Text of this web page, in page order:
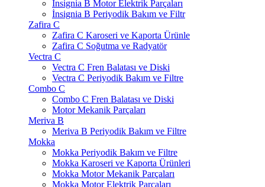
İnsignia B Motor Elektrik Parçaları
İnsignia B Periyodik Bakım ve Filtr
Zafira C
Zafira C Karoseri ve Kaporta Ürünle
Zafira C Soğutma ve Radyatör
Vectra C
Vectra C Fren Balatası ve Diski
Vectra C Periyodik Bakım ve Filtre
Combo C
Combo C Fren Balatası ve Diski
Motor Mekanik Parçaları
Meriva B
Meriva B Periyodik Bakım ve Filtre
Mokka
Mokka Periyodik Bakım ve Filtre
Mokka Karoseri ve Kaporta Ürünleri
Mokka Motor Mekanik Parçaları
Mokka Motor Elektrik Parçaları